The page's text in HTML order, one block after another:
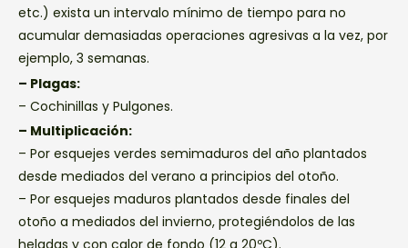
etc.) exista un intervalo mínimo de tiempo para no
acumular demasiadas operaciones agresivas a la vez, por
ejemplo, 3 semanas.
– Plagas:
– Cochinillas y Pulgones.
– Multiplicación:
– Por esquejes verdes semimaduros del año plantados
desde mediados del verano a principios del otoño.
– Por esquejes maduros plantados desde finales del
otoño a mediados del invierno, protegiéndolos de las